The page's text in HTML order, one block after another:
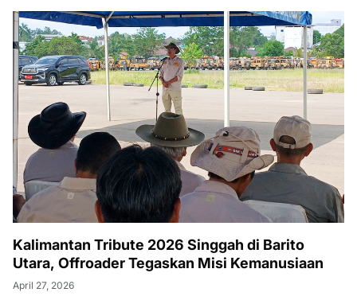
Kalimantan Tribute 2026 Singgah di Barito
Utara, Offroader Tegaskan Misi Kemanusiaan
April 27, 2026